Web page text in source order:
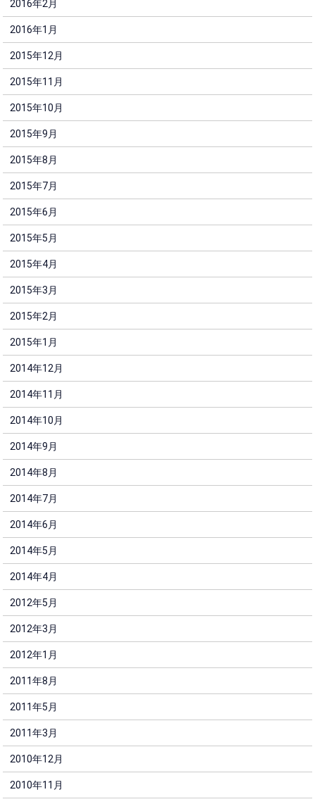
2016年2月
2016年1月
2015年12月
2015年11月
2015年10月
2015年9月
2015年8月
2015年7月
2015年6月
2015年5月
2015年4月
2015年3月
2015年2月
2015年1月
2014年12月
2014年11月
2014年10月
2014年9月
2014年8月
2014年7月
2014年6月
2014年5月
2014年4月
2012年5月
2012年3月
2012年1月
2011年8月
2011年5月
2011年3月
2010年12月
2010年11月